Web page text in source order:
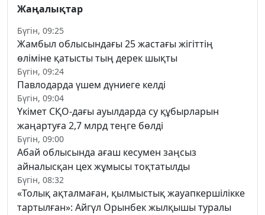
Жаңалықтар
Бүгін, 09:25
Жамбыл облысындағы 25 жастағы жігіттің
өліміне қатысты тың дерек шықты
Бүгін, 09:24
Павлодарда үшем дүниеге келді
Бүгін, 09:04
Үкімет СҚО-дағы ауылдарда су құбырларын
жаңартуға 2,7 млрд теңге бөлді
Бүгін, 09:00
Абай облысында ағаш кесумен заңсыз
айналысқан цех жұмысы тоқтатылды
Бүгін, 08:32
«Толық ақталмаған, қылмыстық жауапкершілікке
тартылған»: Айгүл Орынбек жылқышы туралы